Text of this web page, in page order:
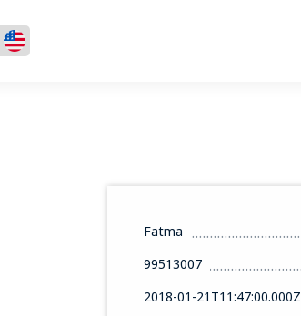
Fatma
99513007
2018-01-21T11:47:00.000Z